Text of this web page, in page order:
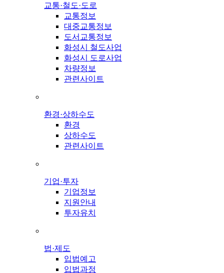
교통·철도·도로
교통정보
대중교통정보
도서교통정보
화성시 철도사업
화성시 도로사업
차량정보
관련사이트
환경·상하수도
환경
상하수도
관련사이트
기업·투자
기업정보
지원안내
투자유치
법·제도
입법예고
입법과정